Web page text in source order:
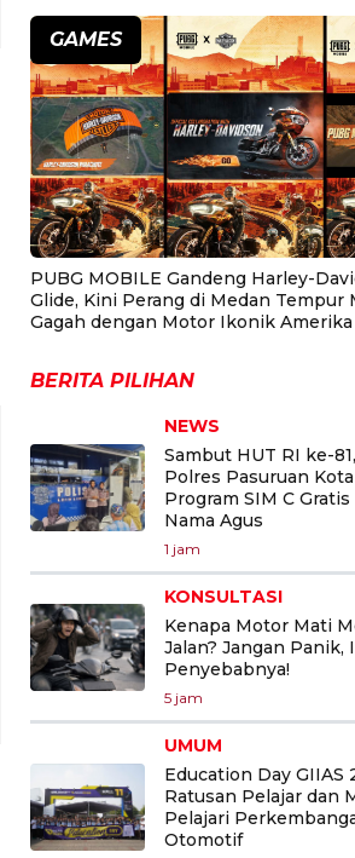
GAMES
PUBG MOBILE Gandeng Harley-
Glide, Kini Perang di Medan Tempur
Gagah dengan Motor Ikonik Amerika
BERITA PILIHAN
NEWS
Sambut HUT RI ke-
Polres Pasuruan
Program SIM C
Nama Agus
1 jam
KONSULTASI
Kenapa Motor Mati
Jalan? Jangan Panik,
Penyebabnya!
5 jam
UMUM
Education Day GIIAS
Ratusan Pelajar dan
Pelajari
Otomotif